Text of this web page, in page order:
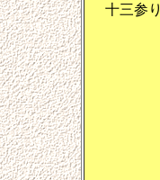
十三参り